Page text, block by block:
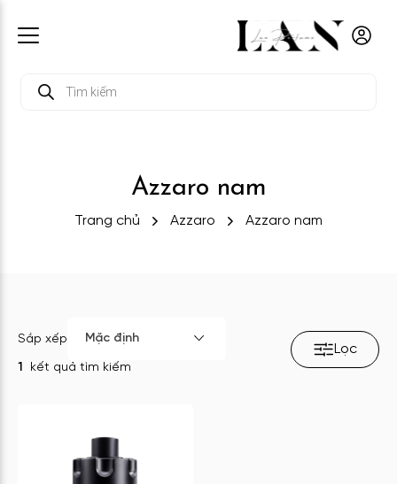
kiếm
Azzaro nam
Trang chủ Azzaro Azzaro nam
Lọc
Sắp xếp Mặc định
1 kết quả tìm kiếm